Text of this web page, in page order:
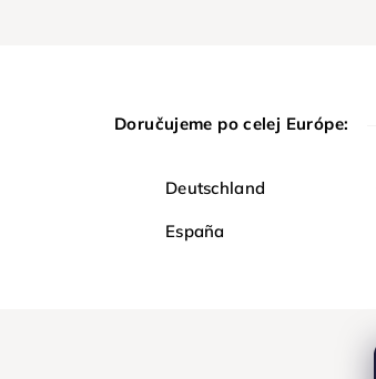
Doručujeme po celej Európe:
Deutschland
España